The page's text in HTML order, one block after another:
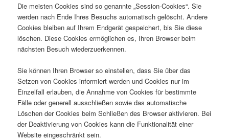
Die meisten Cookies sind so genannte „Session-Cookies“. Sie
werden nach Ende Ihres Besuchs automatisch gelöscht. Andere
Cookies bleiben auf Ihrem Endgerät gespeichert, bis Sie diese
löschen. Diese Cookies ermöglichen es, Ihren Browser beim
nächsten Besuch wiederzuerkennen.
Sie können Ihren Browser so einstellen, dass Sie über das
Setzen von Cookies informiert werden und Cookies nur im
Einzelfall erlauben, die Annahme von Cookies für bestimmte
Fälle oder generell ausschließen sowie das automatische
Löschen der Cookies beim Schließen des Browser aktivieren. Bei
der Deaktivierung von Cookies kann die Funktionalität einer
Website eingeschränkt sein.